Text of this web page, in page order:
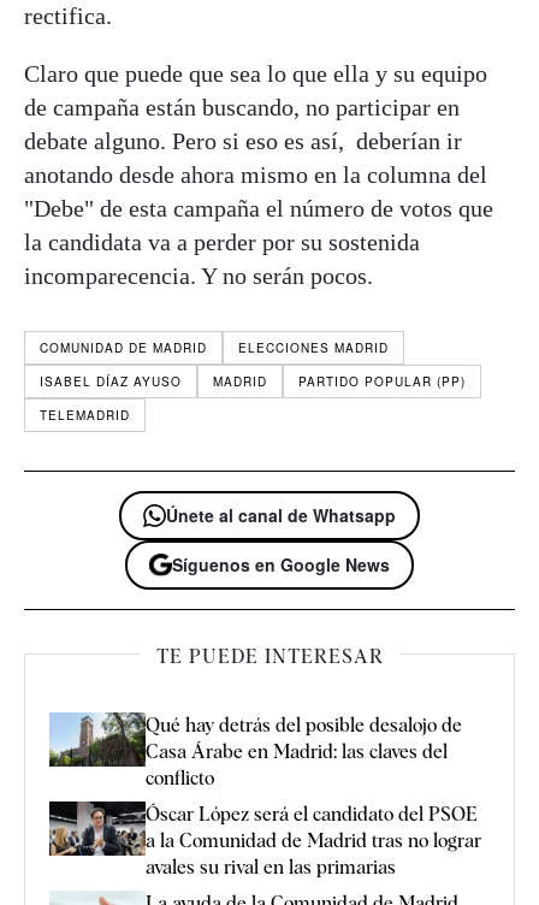
rectifica.
Claro que puede que sea lo que ella y su equipo
de campaña están buscando, no participar en
debate alguno. Pero si eso es así, deberían ir
anotando desde ahora mismo en la columna del
"Debe" de esta campaña el número de votos que
la candidata va a perder por su sostenida
incomparecencia. Y no serán pocos.
COMUNIDAD DE MADRID
ELECCIONES MADRID
ISABEL DÍAZ AYUSO
MADRID
PARTIDO POPULAR (PP)
TELEMADRID
Únete al canal de Whatsapp
Síguenos en Google News
TE PUEDE INTERESAR
Qué hay detrás del posible desalojo de
Casa Árabe en Madrid: las claves del
conflicto
Óscar López será el candidato del PSOE
a la Comunidad de Madrid tras no lograr
avales su rival en las primarias